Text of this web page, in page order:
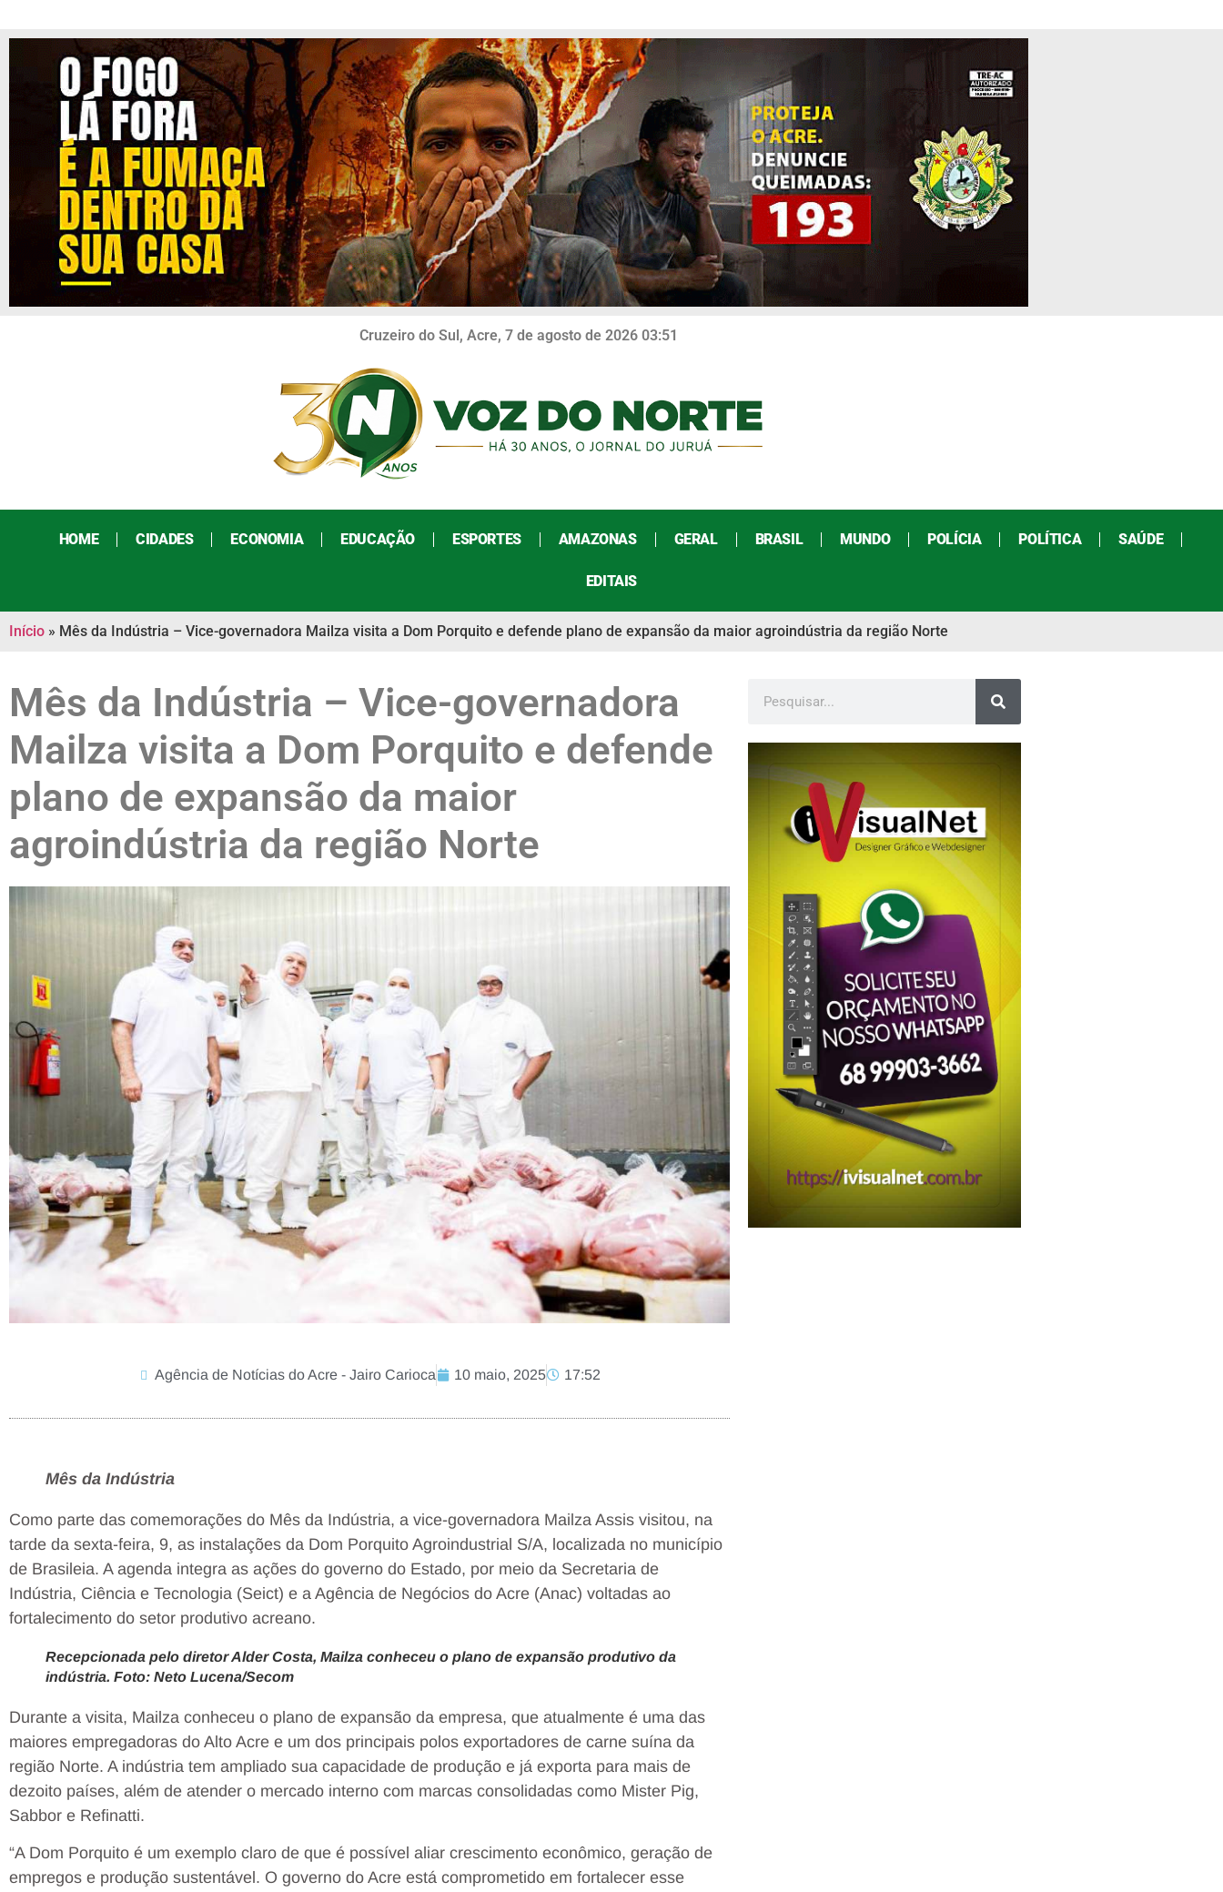
Cruzeiro do Sul, Acre, 7 de agosto de 2026 03:51
HOME CIDADES ECONOMIA EDUCAÇÃO ESPORTES AMAZONAS GERAL BRASIL MUNDO POLÍCIA POLÍTICA SAÚDE
EDITAIS
Início » Mês da Indústria – Vice-governadora Mailza visita a Dom Porquito e defende plano de expansão da maior agroindústria da região Norte
Mês da Indústria – Vice-governadora
Mailza visita a Dom Porquito e defende
plano de expansão da maior
agroindústria da região Norte
Agência de Notícias do Acre - Jairo Carioca 10 maio, 2025 17:52
Mês da Indústria
Como parte das comemorações do Mês da Indústria, a vice-governadora Mailza Assis visitou, na
tarde da sexta-feira, 9, as instalações da Dom Porquito Agroindustrial S/A, localizada no município
de Brasileia. A agenda integra as ações do governo do Estado, por meio da Secretaria de
Indústria, Ciência e Tecnologia (Seict) e a Agência de Negócios do Acre (Anac) voltadas ao
fortalecimento do setor produtivo acreano.
Recepcionada pelo diretor Alder Costa, Mailza conheceu o plano de expansão produtivo da
indústria. Foto: Neto Lucena/Secom
Durante a visita, Mailza conheceu o plano de expansão da empresa, que atualmente é uma das
maiores empregadoras do Alto Acre e um dos principais polos exportadores de carne suína da
região Norte. A indústria tem ampliado sua capacidade de produção e já exporta para mais de
dezoito países, além de atender o mercado interno com marcas consolidadas como Mister Pig,
Sabbor e Refinatti.
“A Dom Porquito é um exemplo claro de que é possível aliar crescimento econômico, geração de
empregos e produção sustentável. O governo do Acre está comprometido em fortalecer esse